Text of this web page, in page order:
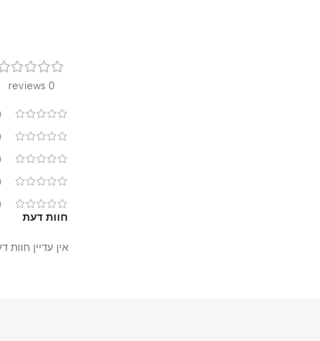
0
0
0
0
0
חוות דעת
אין עדיין חוות דעת.
רק